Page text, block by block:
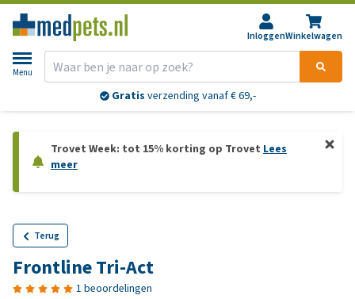
InloggenWinkelwagen
Menu
Gratis verzending vanaf € 69,-
Trovet Week: tot 15% korting op Trovet Lees
meer
Terug
Frontline Tri-Act
1 beoordelingen